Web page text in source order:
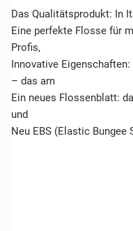
Das Qualitätsprodukt: In
Eine perfekte Flosse für
Profis,
Innovative
– das am
Ein neues Flossenblatt:
und
Neu EBS (Elastic